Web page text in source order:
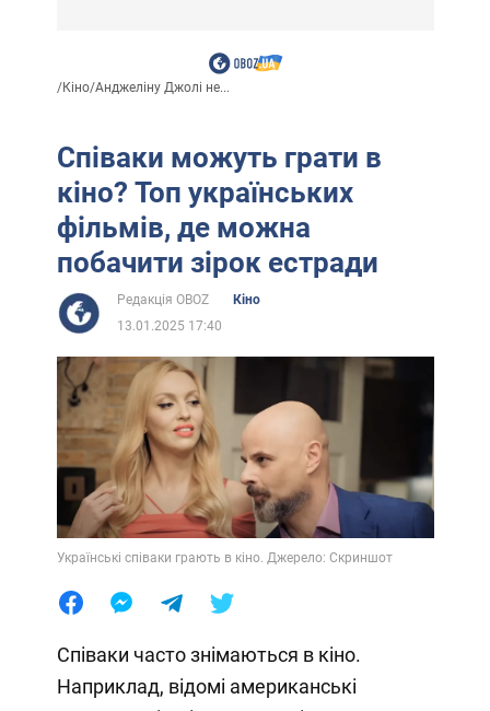
/Кіно/Анджеліну Джолі не...
Співаки можуть грати в
кіно? Топ українських
фільмів, де можна
побачити зірок естради
Редакція OBOZ
Кіно
13.01.2025 17:40
Українські співаки грають в кіно. Джерело: Скриншот
Співаки часто знімаються в кіно.
Наприклад, відомі американські